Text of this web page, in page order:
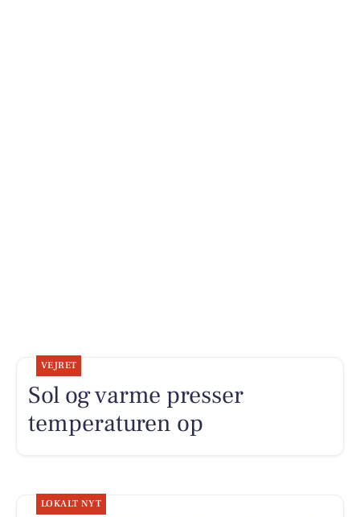
VEJRET
Sol og varme presser
temperaturen op
LOKALT NYT